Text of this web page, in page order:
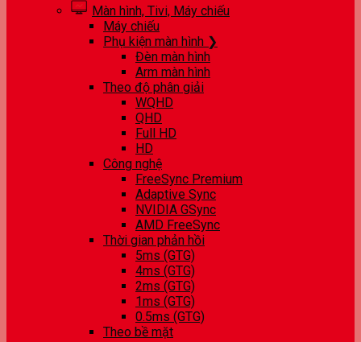
Màn hình, Tivi, Máy chiếu
Máy chiếu
Phụ kiện màn hình ❯
Đèn màn hình
Arm màn hình
Theo độ phân giải
WQHD
QHD
Full HD
HD
Công nghệ
FreeSync Premium
Adaptive Sync
NVIDIA GSync
AMD FreeSync
Thời gian phản hồi
5ms (GTG)
4ms (GTG)
2ms (GTG)
1ms (GTG)
0.5ms (GTG)
Theo bề mặt